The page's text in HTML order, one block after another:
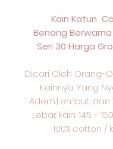
Kain Katun
Benang
Seri 30 Harga
Dicari Oleh Orang-
Kainnya Yang
Adem,Lembut, dan
Lebar kain: 145 -
100% cotton /